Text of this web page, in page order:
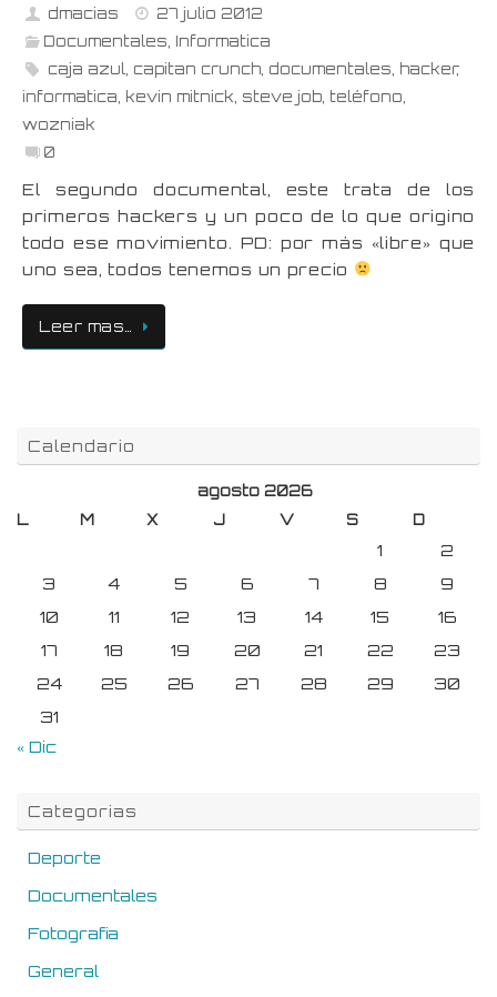
dmacias
27 julio 2012
Documentales Informatica
caja azul capitan crunch, documentales hacker,
informatica
kevin mitnick steve job teléfono
wozniak
0
El segundo documental, este trata de los
primeros hackers y un poco de lo que origino
todo ese movimiento. PD: por más «libre» que
uno sea, todos tenemos un precio
Leer mas…
Calendario
agosto 2026
L
M X J V S D
1
2
3
4 5 6 7 8
9
10
11 12 13 14 15
16
17
18 19 20 21 22
23
24
25 26 27 28 29
30
31
« Dic
Categorias
Deporte
Documentales
Fotografia
General